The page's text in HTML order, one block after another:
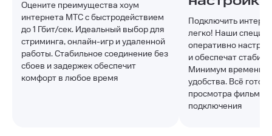
Оцените преимущества хоум
интернета МТС с быстродействием
до 1 Гбит/сек. Идеальный выбор для
стриминга, онлайн-игр и удаленной
работы. Стабильное соединение без
сбоев и задержек обеспечит
комфорт в любое время
Подключить
легко! Наши
оперативно
и обеспечат
Минимум времени
удобства. Всё
просмотра фильмов
подключения